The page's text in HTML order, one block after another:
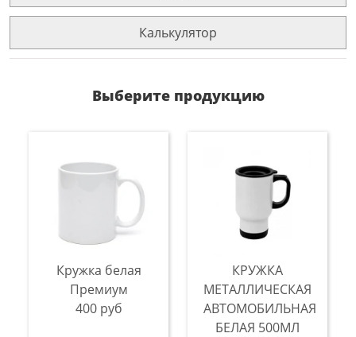
Калькулятор
Выберите продукцию
Кружка белая
Премиум
400 руб
КРУЖКА
МЕТАЛЛИЧЕСКАЯ
АВТОМОБИЛЬНАЯ
БЕЛАЯ 500МЛ